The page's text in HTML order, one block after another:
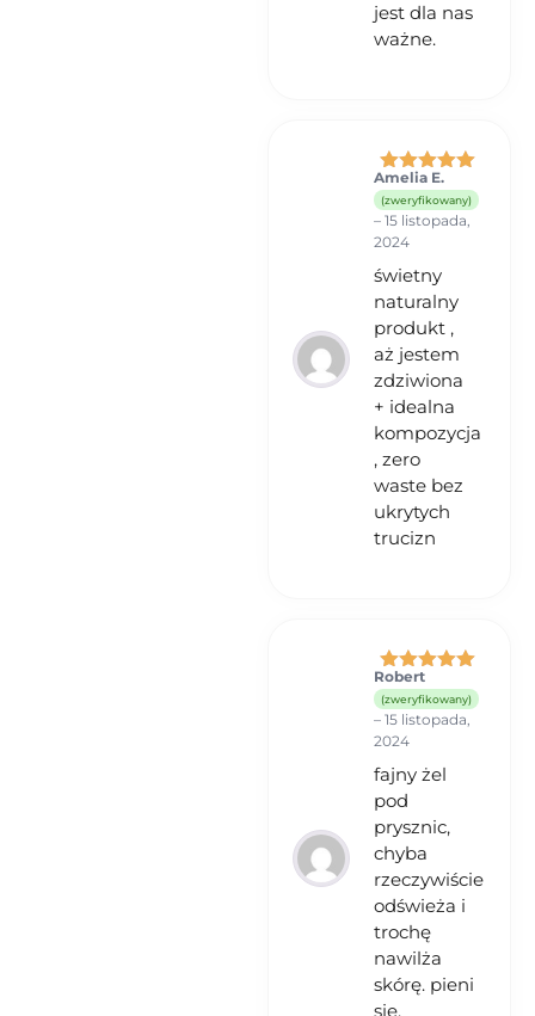
jest dla nas
ważne.
Oceniono
na 5
Amelia E.
(zweryfikowany)
– 15 listopada,
2024
świetny
naturalny
produkt ,
aż jestem
zdziwiona
+ idealna
kompozycja
, zero
waste bez
ukrytych
trucizn
Oceniono
na 5
Robert
(zweryfikowany)
– 15 listopada,
2024
fajny żel
pod
prysznic,
chyba
rzeczywiście
odświeża i
trochę
nawilża
skórę. pieni
się.